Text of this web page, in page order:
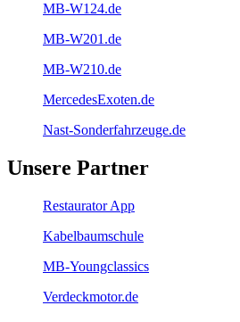
MB-W124.de
MB-W201.de
MB-W210.de
MercedesExoten.de
Nast-Sonderfahrzeuge.de
Unsere Partner
Restaurator App
Kabelbaumschule
MB-Youngclassics
Verdeckmotor.de